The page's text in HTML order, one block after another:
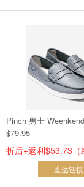
Pinch 男士
$79.95
折后+返利$53.73（
直达链接